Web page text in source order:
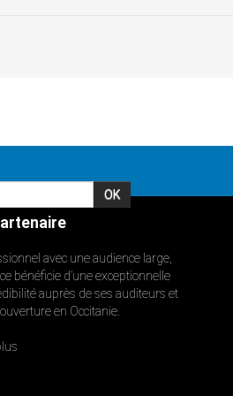
avec une audience large,
bénéficie d’une exceptionnelle
auprès de ses auditeurs et
en Occitanie.